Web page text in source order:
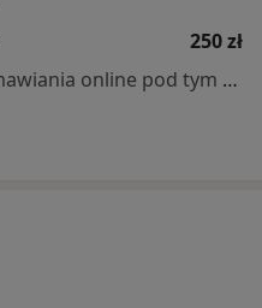
250 zł
Specjalista nie oferuje umawiania online pod tym adresem.